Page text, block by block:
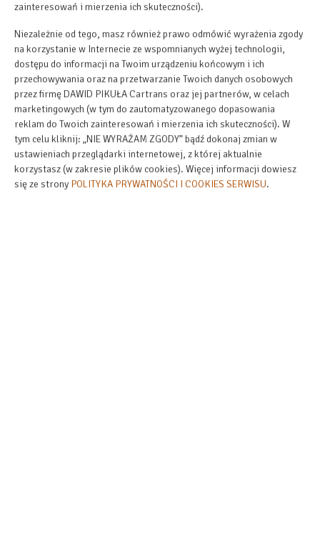
zainteresowań i mierzenia ich skuteczności).
Niezależnie od tego, masz również prawo odmówić wyrażenia zgody
na korzystanie w Internecie ze wspomnianych wyżej technologii,
dostępu do informacji na Twoim urządzeniu końcowym i ich
przechowywania oraz na przetwarzanie Twoich danych osobowych
przez firmę DAWID PIKUŁA Cartrans oraz jej partnerów, w celach
marketingowych (w tym do zautomatyzowanego dopasowania
reklam do Twoich zainteresowań i mierzenia ich skuteczności). W
tym celu kliknij: „NIE WYRAŻAM ZGODY” bądź dokonaj zmian w
ustawieniach przeglądarki internetowej, z której aktualnie
korzystasz (w zakresie plików cookies). Więcej informacji dowiesz
się ze strony POLITYKA PRYWATNOŚCI I COOKIES SERWISU.